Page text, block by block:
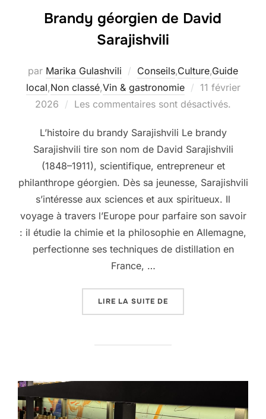
Brandy géorgien de David
Sarajishvili
par Marika Gulashvili Conseils,Culture,Guide
local,Non classé,Vin & gastronomie
Publié
le
11 février
2026
Les commentaires sont désactivés.
L’histoire du brandy Sarajishvili Le brandy
Sarajishvili tire son nom de David Sarajishvili
(1848–1911), scientifique, entrepreneur et
philanthrope géorgien. Dès sa jeunesse, Sarajishvili
s’intéresse aux sciences et aux spiritueux. Il
voyage à travers l’Europe pour parfaire son savoir
: il étudie la chimie et la philosophie en Allemagne,
perfectionne ses techniques de distillation en
France, …
LIRE LA SUITE DE